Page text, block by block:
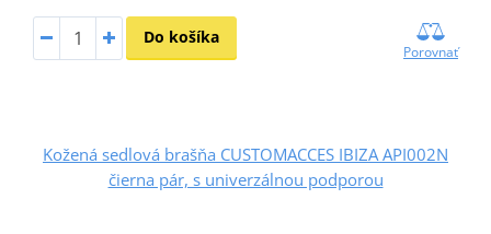
Do košíka
Porovnať
Kožená sedlová brašňa CUSTOMACCES IBIZA API002N
čierna pár, s univerzálnou podporou